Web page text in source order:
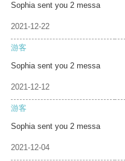
Sophia sent you 2 messa
2021-12-22
游客
Sophia sent you 2 messa
2021-12-12
游客
Sophia sent you 2 messa
2021-12-04